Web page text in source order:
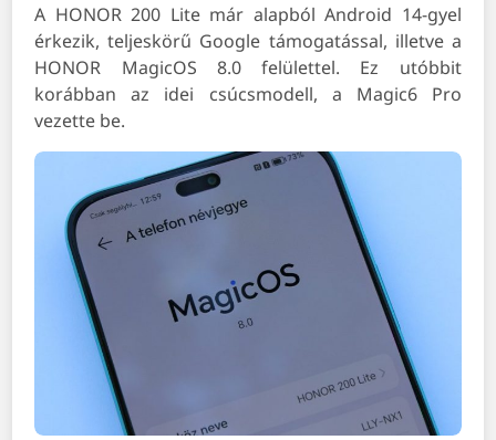
A HONOR 200 Lite már alapból Android 14-gyel
érkezik, teljeskörű Google támogatással, illetve a
HONOR MagicOS 8.0 felülettel. Ez utóbbit
korábban az idei csúcsmodell, a Magic6 Pro
vezette be.